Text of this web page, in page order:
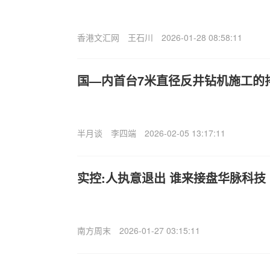
香港文汇网 王石川 2026-01-28 08:58:11
国—内首台7米直径反井钻机施工的
半月谈 李四端 2026-02-05 13:17:11
实控:人执意退出 谁来接盘华脉科技
南方周末 2026-01-27 03:15:11